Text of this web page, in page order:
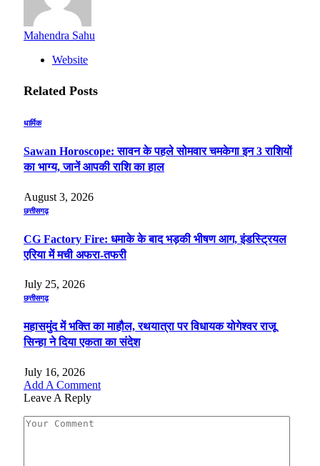
Mahendra Sahu
Website
Related Posts
धार्मिक
Sawan Horoscope: सावन के पहले सोमवार चमकेगा इन 3 राशियों
का भाग्य, जानें आपकी राशि का हाल
August 3, 2026
छत्तीसगढ़
CG Factory Fire: धमाके के बाद भड़की भीषण आग, इंडस्ट्रियल
एरिया में मची अफरा-तफरी
July 25, 2026
छत्तीसगढ़
महासमुंद में भक्ति का माहौल, रथयात्रा पर विधायक योगेश्वर राजू
सिन्हा ने दिया एकता का संदेश
July 16, 2026
Add A Comment
Leave A Reply